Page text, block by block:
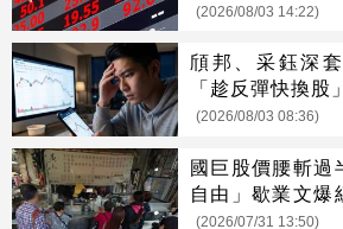
(2026/08/03 14:22)
頎邦、采鈺深
「趁反彈快換股
(2026/08/03 08:36)
國巨股價腰斬過
自由」歇業文爆
上班了
(2026/07/31 13:50)